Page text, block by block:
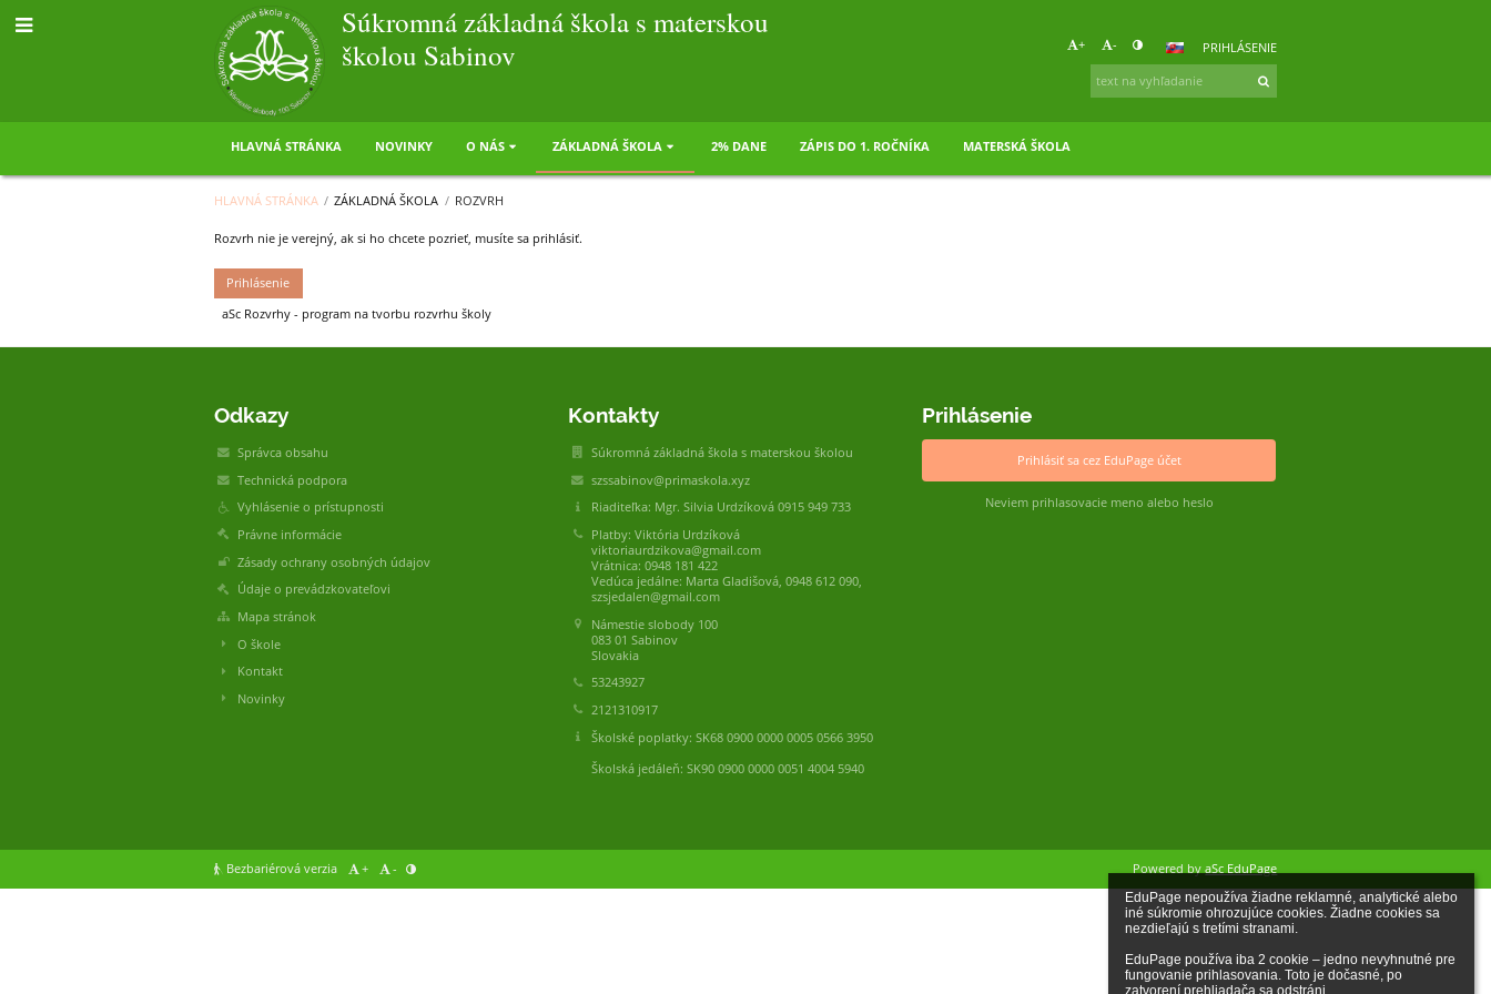
EduPage nepoužíva žiadne reklamné, analytické alebo
iné súkromie ohrozujúce cookies. Žiadne cookies sa
nezdieľajú s tretími stranami.
EduPage používa iba 2 cookie – jedno nevyhnutné pre
fungovanie prihlasovania. Toto je dočasné, po
zatvorení prehliadača sa odstráni.
Súkromná základná škola s materskou
školou Sabinov
+ - PRIHLÁSENIE
HLAVNÁ STRÁNKA NOVINKY O NÁS ZÁKLADNÁ ŠKOLA 2% DANE ZÁPIS DO 1. ROČNÍKA MATERSKÁ ŠKOLA
HLAVNÁ STRÁNKA / ZÁKLADNÁ ŠKOLA / ROZVRH
Rozvrh nie je verejný, ak si ho chcete pozrieť, musíte sa prihlásiť.
Prihlásenie
aSc Rozvrhy - program na tvorbu rozvrhu školy
Odkazy
Správca obsahu
Technická podpora
Vyhlásenie o prístupnosti
Právne informácie
Zásady ochrany osobných údajov
Údaje o prevádzkovateľovi
Mapa stránok
O škole
Kontakt
Novinky
Kontakty
Súkromná základná škola s materskou školou
szssabinov@primaskola.xyz
Riaditeľka: Mgr. Silvia Urdzíková 0915 949 733
Platby: Viktória Urdzíková
viktoriaurdzikova@gmail.com
Vrátnica: 0948 181 422
Vedúca jedálne: Marta Gladišová, 0948 612 090,
szsjedalen@gmail.com
Námestie slobody 100
083 01 Sabinov
Slovakia
53243927
2121310917
Školské poplatky: SK68 0900 0000 0005 0566 3950
Školská jedáleň: SK90 0900 0000 0051 4004 5940
Prihlásenie
Prihlásiť sa cez EduPage účet
Neviem prihlasovacie meno alebo heslo
Bezbariérová verzia + - Powered byaSc EduPage